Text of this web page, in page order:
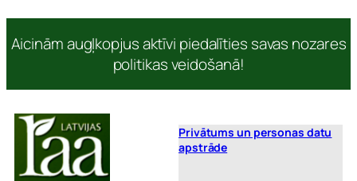
Aicinām augļkopjus aktīvi piedalīties savas nozares
politikas veidošanā!
Privātums un personas datu
apstrāde